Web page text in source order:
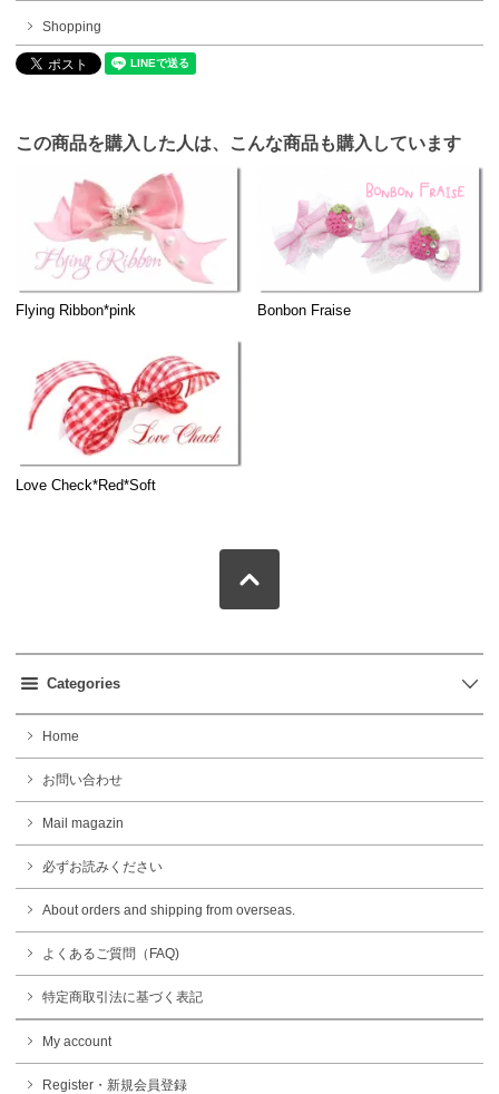
Shopping
この商品を購入した人は、こんな商品も購入しています
Flying Ribbon*pink Bonbon Fraise
Love Check*Red*Soft
Categories
Home
お問い合わせ
Mail magazin
必ずお読みください
About orders and shipping from overseas.
よくあるご質問（FAQ)
特定商取引法に基づく表記
My account
Register・新規会員登録